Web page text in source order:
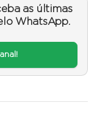
as últimas
WhatsApp.